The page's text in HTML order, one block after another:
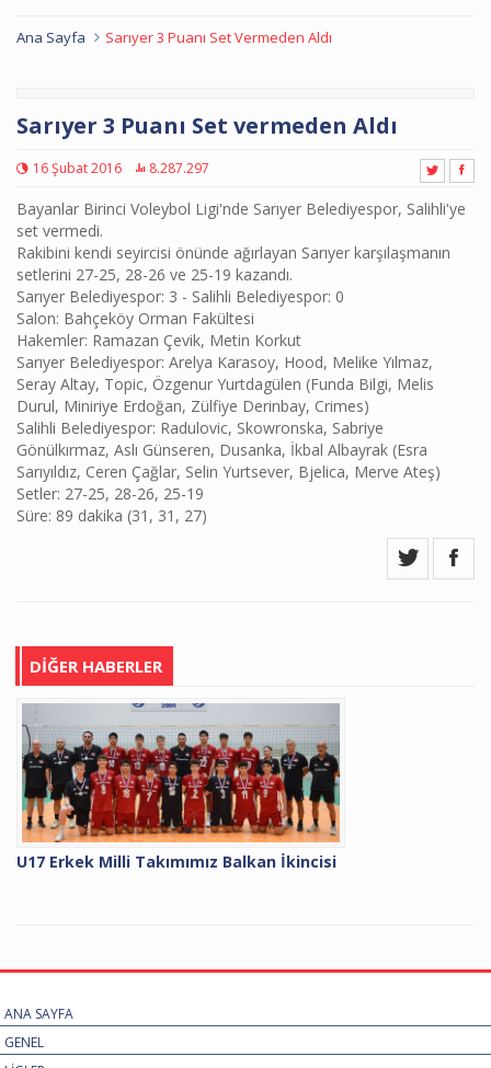
Ana Sayfa Sarıyer 3 Puanı Set Vermeden Aldı
Sarıyer 3 Puanı Set vermeden Aldı
16 Şubat 2016 8.287.297
Bayanlar Birinci Voleybol Ligi'nde Sarıyer Belediyespor, Salihli'ye
set vermedi.
Rakibini kendi seyircisi önünde ağırlayan Sarıyer karşılaşmanın
setlerini 27-25, 28-26 ve 25-19 kazandı.
Sarıyer Belediyespor: 3 - Salihli Belediyespor: 0
Salon: Bahçeköy Orman Fakültesi
Hakemler: Ramazan Çevik, Metin Korkut
Sarıyer Belediyespor: Arelya Karasoy, Hood, Melike Yılmaz,
Seray Altay, Topic, Özgenur Yurtdagülen (Funda Bilgi, Melis
Durul, Miniriye Erdoğan, Zülfiye Derinbay, Crimes)
Salihli Belediyespor: Radulovic, Skowronska, Sabriye
Gönülkırmaz, Aslı Günseren, Dusanka, İkbal Albayrak (Esra
Sarıyıldız, Ceren Çağlar, Selin Yurtsever, Bjelica, Merve Ateş)
Setler: 27-25, 28-26, 25-19
Süre: 89 dakika (31, 31, 27)
DİĞER HABERLER
U17 Erkek Milli Takımımız Balkan İkincisi
ANA SAYFA
GENEL